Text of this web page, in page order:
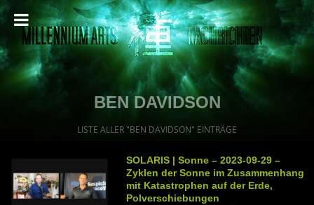
BEN DAVIDSON
LISTE ALLER "BEN DAVIDSON" EINTRÄGE
SOLARIS | Sonne – 2023-09-29 –
Zyklen der Sonne im Zusammenhang
mit Katastrophen auf der Erde,
Polverschiebungen